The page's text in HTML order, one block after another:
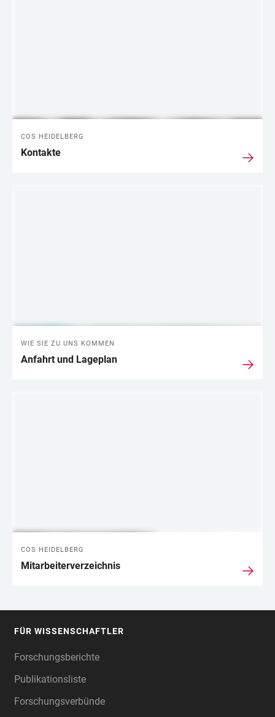
COS HEIDELBERG
Kontakte
WIE SIE ZU UNS KOMMEN
Anfahrt und Lageplan
COS HEIDELBERG
Mitarbeiterverzeichnis
FÜR WISSENSCHAFTLER
Forschungsberichte
Publikationsliste
Forschungsverbünde